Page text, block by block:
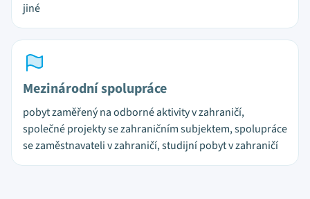
jiné
Mezinárodní spolupráce
pobyt zaměřený na odborné aktivity v zahraničí,
společné projekty se zahraničním subjektem, spolupráce
se zaměstnavateli v zahraničí, studijní pobyt v zahraničí